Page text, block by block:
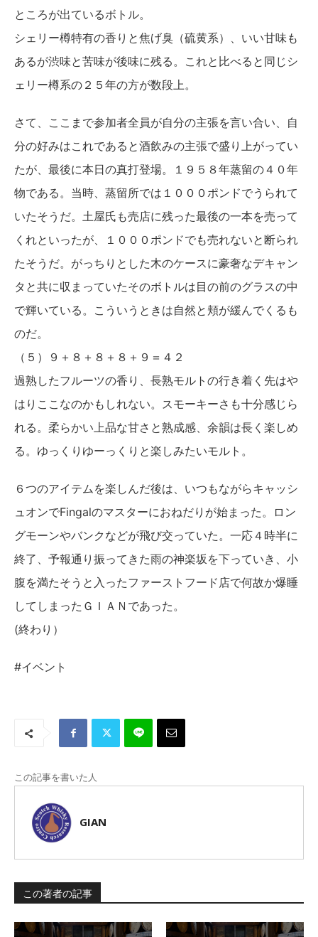
ところが出ているボトル。
シェリー樽特有の香りと焦げ臭（硫黄系）、いい甘味も
あるが渋味と苦味が後味に残る。これと比べると同じシ
ェリー樽系の２５年の方が数段上。
さて、ここまで参加者全員が自分の主張を言い合い、自
分の好みはこれであると酒飲みの主張で盛り上がってい
たが、最後に本日の真打登場。１９５８年蒸留の４０年
物である。当時、蒸留所では１０００ポンドでうられて
いたそうだ。土屋氏も売店に残った最後の一本を売って
くれといったが、１０００ポンドでも売れないと断られ
たそうだ。がっちりとした木のケースに豪奢なデキャン
タと共に収まっていたそのボトルは目の前のグラスの中
で輝いている。こういうときは自然と頬が緩んでくるも
のだ。
（５）９＋８＋８＋８＋９＝４２
過熟したフルーツの香り、長熟モルトの行き着く先はや
はりここなのかもしれない。スモーキーさも十分感じら
れる。柔らかい上品な甘さと熟成感、余韻は長く楽しめ
る。ゆっくりゆーっくりと楽しみたいモルト。
６つのアイテムを楽しんだ後は、いつもながらキャッシ
ュオンでFingalのマスターにおねだりが始まった。ロン
グモーンやバンクなどが飛び交っていた。一応４時半に
終了、予報通り振ってきた雨の神楽坂を下っていき、小
腹を満たそうと入ったファーストフード店で何故か爆睡
してしまったＧＩＡＮであった。
(終わり）
#イベント
この記事を書いた人
GIAN
この著者の記事